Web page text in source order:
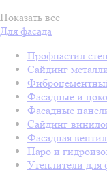
Показать все
Для фасада
Профнастил
Сайдинг
Фасадные и
Фасадные
Сайдинг
Фасадная
Паро и
Утеплители для